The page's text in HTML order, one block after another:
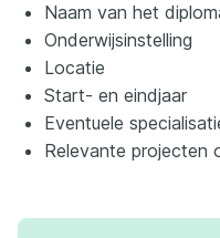
Naam van het
Onderwijsinstelling
Locatie
Start- en eindjaar
Eventuele
Relevante projecten